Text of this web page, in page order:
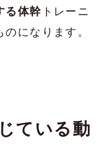
る体幹 トレーニ
になります。
ている動